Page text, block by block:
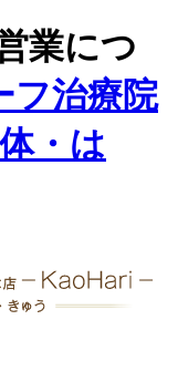
業につ
フ治療院
・は